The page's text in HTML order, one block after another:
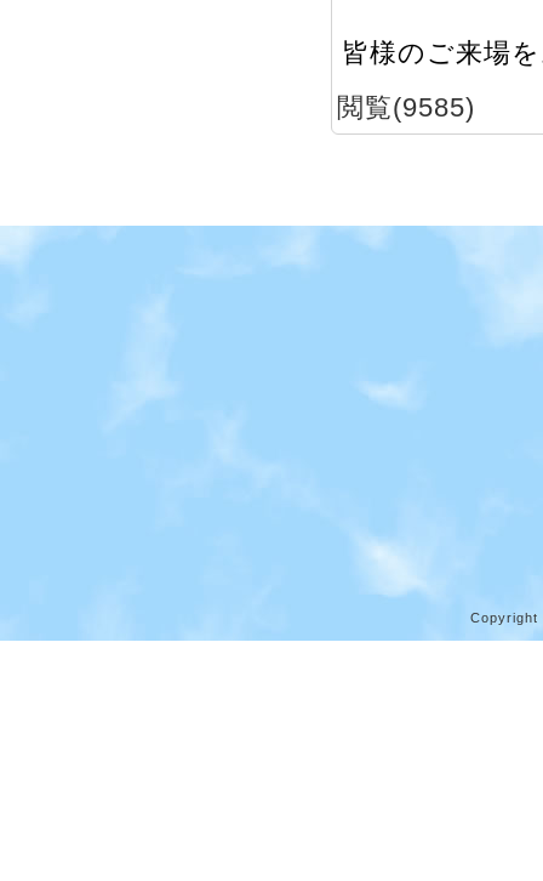
皆様のご来場
閲覧(9585)